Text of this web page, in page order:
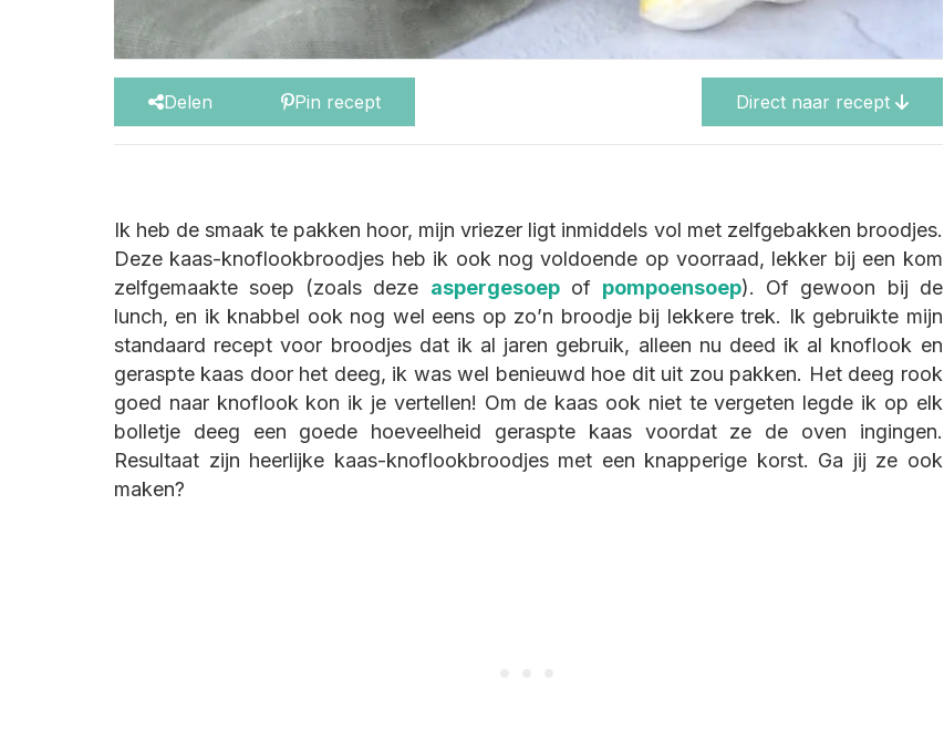
Delen Pin recept Direct naar recept
Ik heb de smaak te pakken hoor, mijn vriezer ligt inmiddels vol met zelfgebakken broodjes.
Deze kaas-knoflookbroodjes heb ik ook nog voldoende op voorraad, lekker bij een kom
zelfgemaakte soep (zoals deze aspergesoepof pompoensoep). Of gewoon bij de
lunch, en ik knabbel ook nog wel eens op zo’n broodje bij lekkere trek. Ik gebruikte mijn
standaard recept voor broodjes dat ik al jaren gebruik, alleen nu deed ik al knoflook en
geraspte kaas door het deeg, ik was wel benieuwd hoe dit uit zou pakken. Het deeg rook
goed naar knoflook kon ik je vertellen! Om de kaas ook niet te vergeten legde ik op elk
bolletje deeg een goede hoeveelheid geraspte kaas voordat ze de oven ingingen.
Resultaat zijn heerlijke kaas-knoflookbroodjes met een knapperige korst. Ga jij ze ook
maken?